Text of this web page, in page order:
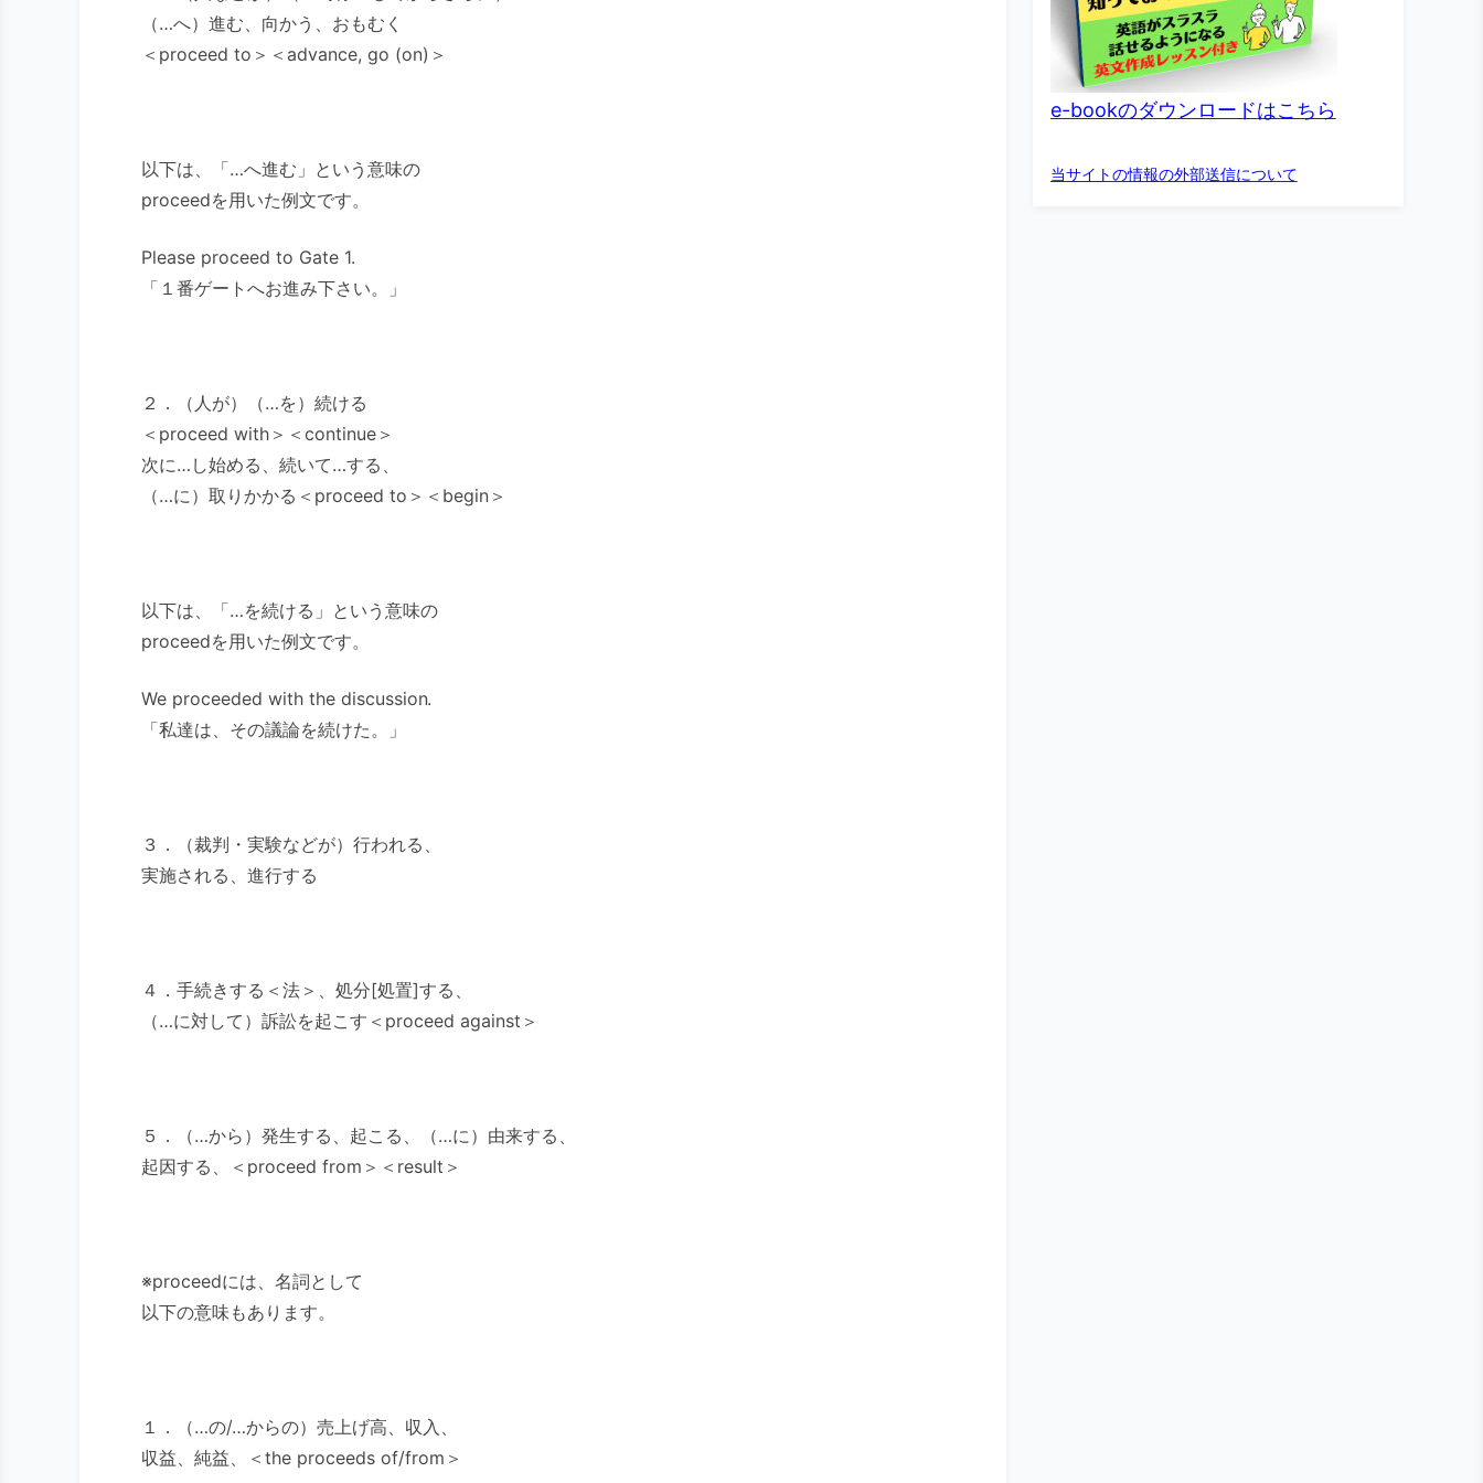
（…へ）進む、向かう、おもむく
＜proceed to＞＜advance, go (on)＞
以下は、「…へ進む」という意味の
proceedを用いた例文です。
Please proceed to Gate 1.
「１番ゲートへお進み下さい。」
２．（人が）（…を）続ける
＜proceed with＞＜continue＞
次に…し始める、続いて…する、
（…に）取りかかる＜proceed to＞＜begin＞
以下は、「…を続ける」という意味の
proceedを用いた例文です。
We proceeded with the discussion.
「私達は、その議論を続けた。」
３．（裁判・実験などが）行われる、
実施される、進行する
４．手続きする＜法＞、処分[処置]する、
（…に対して）訴訟を起こす＜proceed against＞
５．（…から）発生する、起こる、（…に）由来する、
起因する、＜proceed from＞＜result＞
※proceedには、名詞として
以下の意味もあります。
１．（…の/…からの）売上げ高、収入、
収益、純益、＜the proceeds of/from＞
e-bookのダウンロードはこちら
当サイトの情報の外部送信について